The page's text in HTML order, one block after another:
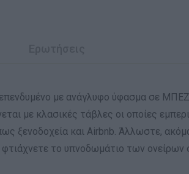
με ανάγλυφο ύφασμα σε
με κλασικές τάβλες οι οποίες
ξενοδοχεία και Airbnb. Άλλωστε,
το υπνοδωμάτιο των ονείρων